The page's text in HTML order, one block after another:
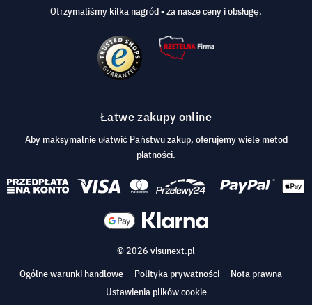
Otrzymaliśmy kilka nagród - za nasze ceny i obsługę.
Łatwe zakupy online
Aby maksymalnie ułatwić Państwu zakup, oferujemy wiele metod
płatności.
© 2026 visunext.pl
Ogólne warunki handlowe
Polityka prywatności
Nota prawna
Ustawienia plików cookie